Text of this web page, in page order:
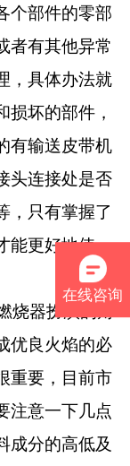
个部件的零部
者有其他异常
，具体办法就
损坏的部件，
有输送皮带机
头连接处是否
，只有掌握了
能更好地使
器扮演的角
优良火焰的必
重要，目前市
注意一下几点
成分的高低及
在线咨询